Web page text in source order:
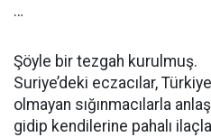
…
Şöyle bir tezgah kurulmuş.
Suriye’deki eczacılar,
olmayan sığınmacılarla
gidip kendilerine pahalı